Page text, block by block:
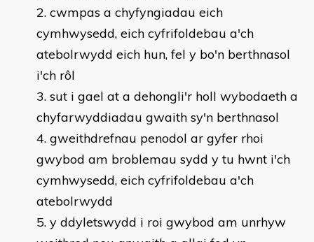
cwmpas a chyfyngiadau eich
cymhwysedd, eich cyfrifoldebau a'ch
atebolrwydd eich hun, fel y bo'n berthnasol
i'ch rôl
sut i gael at a dehongli'r holl wybodaeth a
chyfarwyddiadau gwaith sy'n berthnasol
gweithdrefnau penodol ar gyfer rhoi
gwybod am broblemau sydd y tu hwnt i'ch
cymhwysedd, eich cyfrifoldebau a'ch
atebolrwydd
y ddyletswydd i roi gwybod am unrhyw